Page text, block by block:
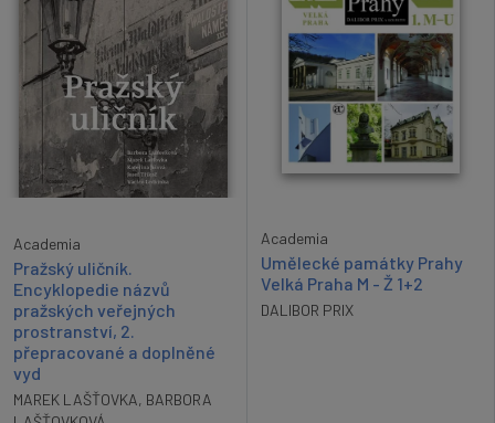
Academia
Pražský uličník.
Encyklopedie názvů
pražských veřejných
prostranství, 2.
přepracované a doplněné
vyd
MAREK LAŠŤOVKA, BARBORA
Academia
Umělecké památky Prahy
Velká Praha M - Ž 1+2
DALIBOR PRIX